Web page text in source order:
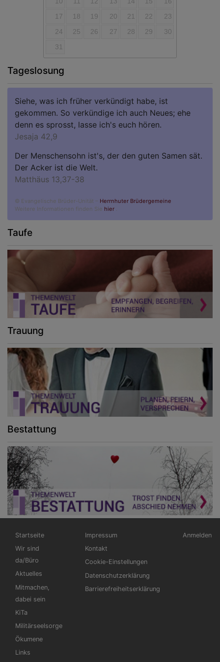
17
18 19 20 21 22
23
24
25 26 27 28 29
30
31
Tageslosung
Siehe, was ich früher verkündigt habe, ist
gekommen. So verkündige ich auch Neues; ehe
denn es sprosst, lasse ich's euch hören.
Jesaja 42,9
Der Menschensohn ist's, der den guten Samen sät.
Der Acker ist die Welt.
Matthäus 13,37-38
© Evangelische Brüder-Unität – Herrnhuter Brüdergemeine
Weitere Informationen finden Sie hier
Taufe
Trauung
Bestattung
Hauptnavigation
Startseite
Wir sind
da/Büro
Aktuelles
Mitmachen,
dabei sein
KiTa
Militärseelsorge
Ökumene
Links
Fußbereichsmenü
Impressum
Kontakt
Cookie-Einstellungen
Datenschutzerklärung
Barrierefreiheitserklärung
Anmelden